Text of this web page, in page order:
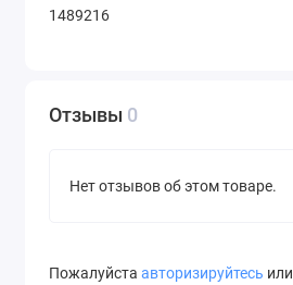
1489216
Отзывы 0
Нет отзывов об этом товаре.
Пожалуйста авторизируйтесь или